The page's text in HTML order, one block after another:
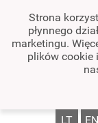
Strona
płynnego
marketingu.
plików cookie
LT EN